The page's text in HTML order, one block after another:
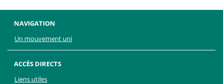
NAVIGATION
Un mouvement uni
ACCÈS DIRECTS
Liens utiles